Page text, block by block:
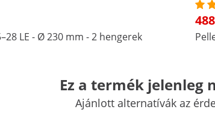
LE - Ø 230 mm - 2 hengerek
Ez a termék jelenleg
Ajánlott alternatívák az